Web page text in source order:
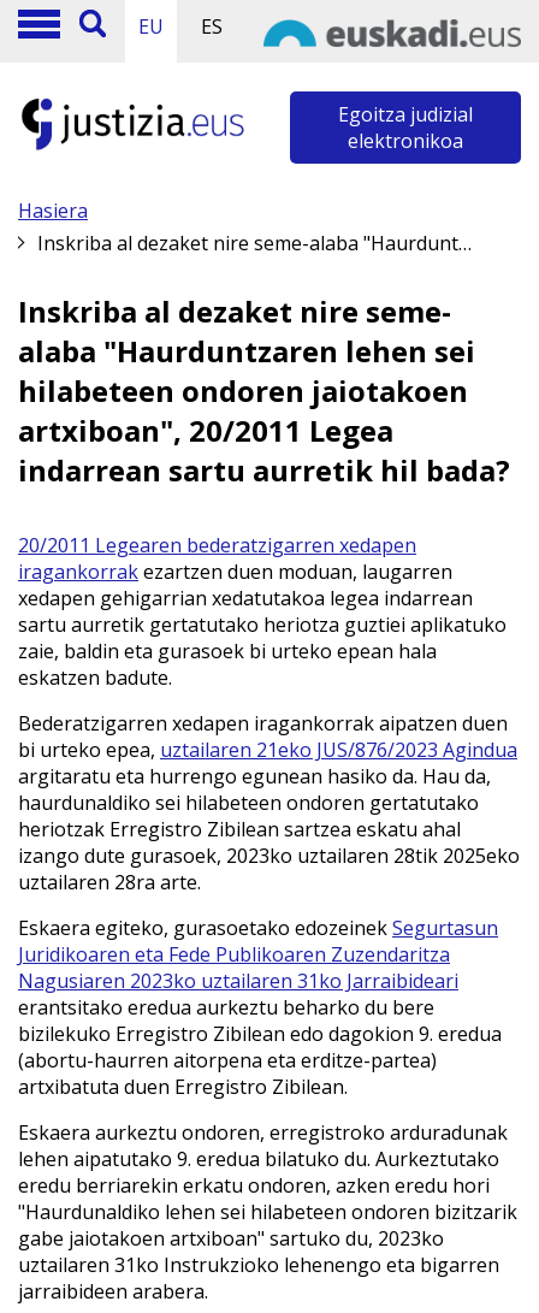
EU ES
Egoitza judizial
elektronikoa
Hasiera
Inskriba al dezaket nire seme-alaba "Haurduntzaren lehen sei hilabeteen ondoren jaiotakoen artxiboan", 20/2011 Legea indarrean sartu aurretik hil bada?
Inskriba al dezaket nire seme-
alaba "Haurduntzaren lehen sei
hilabeteen ondoren jaiotakoen
artxiboan", 20/2011 Legea
indarrean sartu aurretik hil bada?
20/2011 Legearen bederatzigarren xedapen
iragankorrakezartzen duen moduan, laugarren
xedapen gehigarrian xedatutakoa legea indarrean
sartu aurretik gertatutako heriotza guztiei aplikatuko
zaie, baldin eta gurasoek bi urteko epean hala
eskatzen badute.
Bederatzigarren xedapen iragankorrak aipatzen duen
bi urteko epea, uztailaren 21eko JUS/876/2023 Agindua
argitaratu eta hurrengo egunean hasiko da. Hau da,
haurdunaldiko sei hilabeteen ondoren gertatutako
heriotzak Erregistro Zibilean sartzea eskatu ahal
izango dute gurasoek, 2023ko uztailaren 28tik 2025eko
uztailaren 28ra arte.
Eskaera egiteko, gurasoetako edozeinekSegurtasun
Juridikoaren eta Fede Publikoaren Zuzendaritza
Nagusiaren 2023ko uztailaren 31ko Jarraibideari
erantsitako eredua aurkeztu beharko du bere
bizilekuko Erregistro Zibilean edo dagokion 9. eredua
(abortu-haurren aitorpena eta erditze-partea)
artxibatuta duen Erregistro Zibilean.
Eskaera aurkeztu ondoren, erregistroko arduradunak
lehen aipatutako 9. eredua bilatuko du. Aurkeztutako
eredu berriarekin erkatu ondoren, azken eredu hori
"Haurdunaldiko lehen sei hilabeteen ondoren bizitzarik
gabe jaiotakoen artxiboan" sartuko du, 2023ko
uztailaren 31ko Instrukzioko lehenengo eta bigarren
jarraibideen arabera.